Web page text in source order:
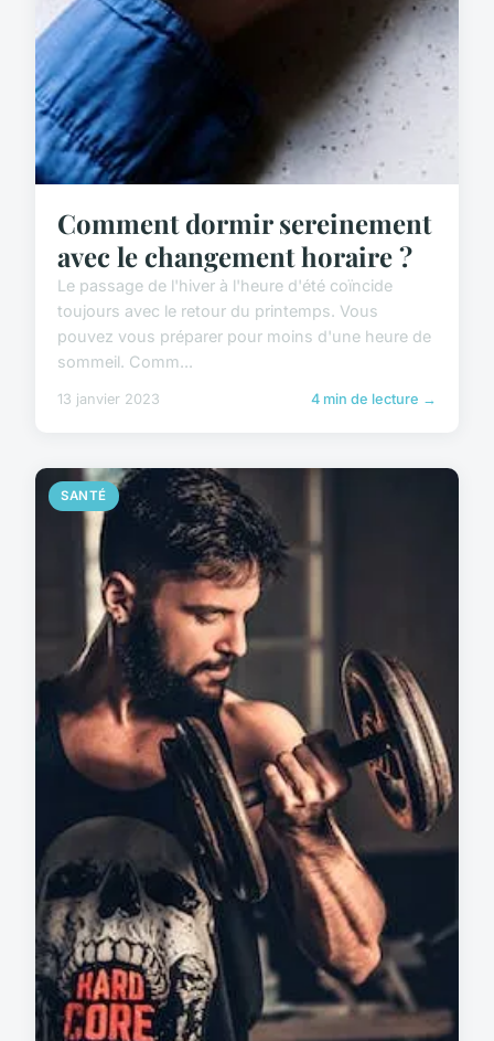
Comment dormir sereinement
avec le changement horaire ?
Le passage de l'hiver à l'heure d'été coïncide
toujours avec le retour du printemps. Vous
pouvez vous préparer pour moins d'une heure de
sommeil. Comm...
13 janvier 2023 4 min de lecture →
SANTÉ